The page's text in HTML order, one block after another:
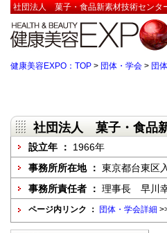
社団法人 菓子・食品新素材技術センタ
健康美容EXPO：TOP > 団体・学会 > 団
社団法人 菓子・食品
設立年 ： 1966年
事務所所在地 ： 東京都台東区
事務所責任者 ： 理事長 早川
ページ内リンク ： 団体・学会詳細